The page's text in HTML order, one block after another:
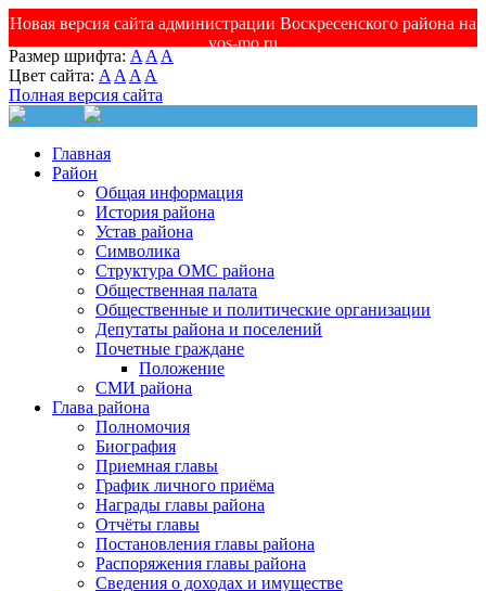
Новая версия сайта администрации Воскресенского района на
vos-mo.ru
Размер шрифта: A A A
Цвет сайта: A A A A
Полная версия сайта
Главная
Район
Общая информация
История района
Устав района
Символика
Структура ОМС района
Общественная палата
Общественные и политические организации
Депутаты района и поселений
Почетные граждане
Положение
СМИ района
Глава района
Полномочия
Биография
Приемная главы
График личного приёма
Награды главы района
Отчёты главы
Постановления главы района
Распоряжения главы района
Сведения о доходах и имуществе